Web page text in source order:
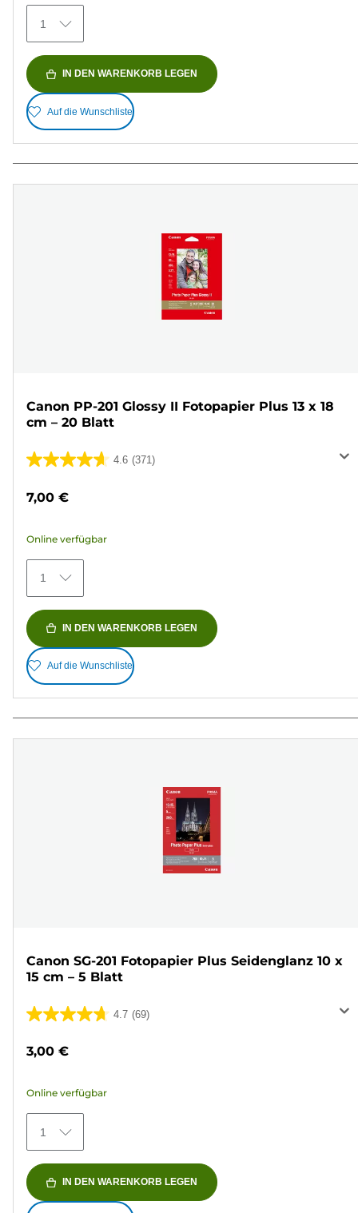
Bewertungen
1
IN DEN WARENKORB LEGEN
Auf die Wunschliste
Canon PP-201 Glossy II Fotopapier Plus 13 x 18
cm – 20 Blatt
4.6 (371)
4.6
5
371
Bewertungen
7,00 €
Online verfügbar
1
IN DEN WARENKORB LEGEN
Auf die Wunschliste
Canon SG-201 Fotopapier Plus Seidenglanz 10 x
15 cm – 5 Blatt
4.7 (69)
4.7
5
69
Bewertungen
3,00 €
Online verfügbar
1
IN DEN WARENKORB LEGEN